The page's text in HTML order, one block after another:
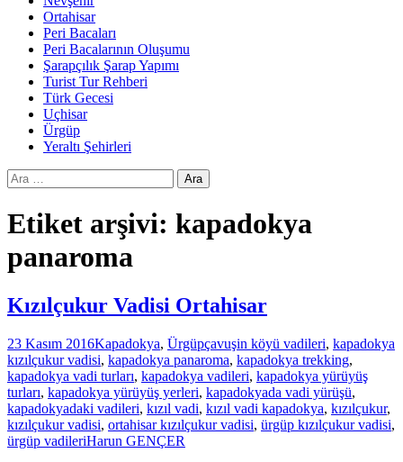
Ortahisar
Peri Bacaları
Peri Bacalarının Oluşumu
Şarapçılık Şarap Yapımı
Turist Tur Rehberi
Türk Gecesi
Uçhisar
Ürgüp
Yeraltı Şehirleri
Arama:
Etiket arşivi: kapadokya
panaroma
Kızılçukur Vadisi Ortahisar
23 Kasım 2016Kapadokya, Ürgüpçavuşin köyü vadileri, kapadokya
kızılçukur vadisi, kapadokya panaroma, kapadokya trekking,
kapadokya vadi turları, kapadokya vadileri, kapadokya yürüyüş
turları, kapadokya yürüyüş yerleri, kapadokyada vadi yürüşü,
kapadokyadaki vadileri, kızıl vadi, kızıl vadi kapadokya, kızılçukur,
kızılçukur vadisi, ortahisar kızılçukur vadisi, ürgüp kızılçukur vadisi,
ürgüp vadileriHarun GENÇER